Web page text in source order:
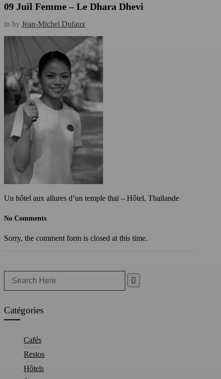
09 Juil Femme – Le Dhara Dhevi
in by Jean-Michel Dufaux
Un hôtel aux allures d’un temple thaï – Hôtel, Thaïlande
No Comments
Sorry, the comment form is closed at this time.
for:
Catégories
Cafés
Restos
Hôtels